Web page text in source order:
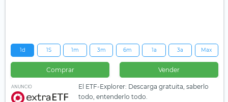
1d 1S 1m 3m 6m 1a 3a Max
Comprar Vender
ANUNCIO
El ETF-Explorer: Descarga gratuita, saberlo
todo, entenderlo todo.